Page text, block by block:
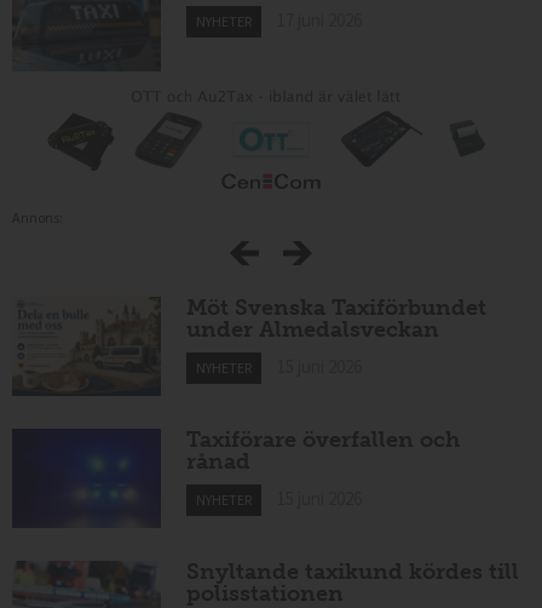
NYHETER
Möt Svenska Taxiförbundet
under Almedalsveckan
NYHETER
Taxiförare överfallen och
rånad
NYHETER
Snyltande taxikund kördes till
polisstationen